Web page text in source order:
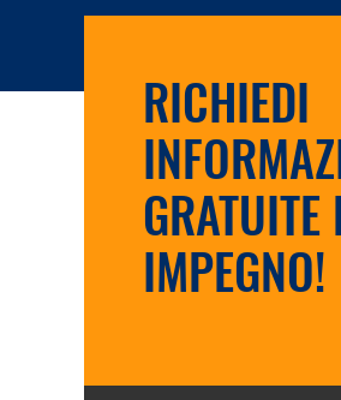
RICHIEDI
GRATUITE
IMPEGNO!